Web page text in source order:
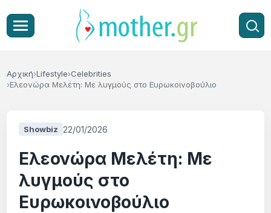
Αρχική Lifestyle Celebrities
Ελεονώρα Μελέτη: Με λυγμούς στο Ευρωκοινοβούλιο
Showbiz 22/01/2026
Ελεονώρα Μελέτη: Με
λυγμούς στο
Ευρωκοινοβούλιο